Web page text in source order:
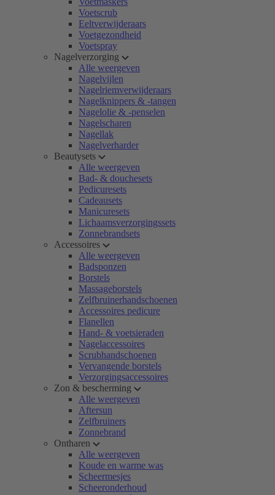
Voetscrub
Eeltverwijderaars
Voetgezondheid
Voetspray
Nagelverzorging
Alle weergeven
Nagelvijlen
Nagelriemverwijderaars
Nagelknippers & -tangen
Nagelolie & -penselen
Nagelscharen
Nagellak
Nagelverharder
Beautysets
Alle weergeven
Bad- & douchesets
Pedicuresets
Cadeausets
Manicuresets
Lichaamsverzorgingssets
Zonnebrandsets
Accessoires
Alle weergeven
Badsponzen
Borstels
Massageborstels
Zelfbruinerhandschoenen
Accessoires pedicure
Flanellen
Hand- & voetsieraden
Nagelaccessoires
Scrubhandschoenen
Vervangende borstels
Verzorgingsaccessoires
Zon & bescherming
Alle weergeven
Aftersun
Zelfbruiners
Zonnebrand
Ontharen
Alle weergeven
Koude en warme was
Scheermesjes
Scheeronderhoud